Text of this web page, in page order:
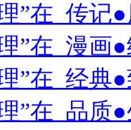
”在 传记
”在 漫画
”在 经典
”在 品质